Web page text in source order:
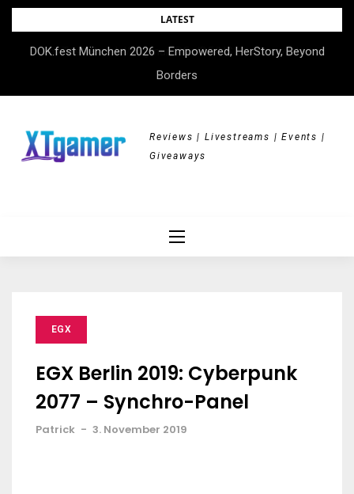
Skip
content
LATEST
DOK.fest München 2026 – Empowered, HerStory, Beyond
Borders
Reviews | Livestreams | Events |
Giveaways
EGX
EGX Berlin 2019: Cyberpunk
2077 – Synchro-Panel
Patrick - 3. November 2019